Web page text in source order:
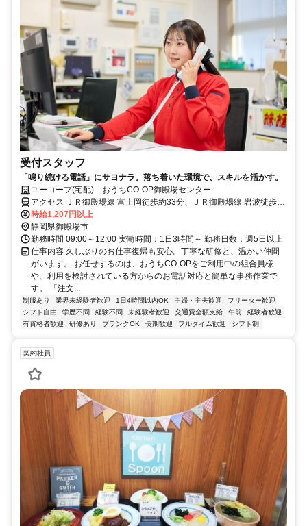
受付スタッフ
「鳴り続ける電話」にサヨナラ。落ち着いた環境で、スキルを活かす。
ユーコープ(宅配) おうちCO-OP御殿場センター
アクセス ＪＲ御殿場線 富士岡徒歩約33分、ＪＲ御殿場線 岩波徒歩約
32分、ＪＲ御殿場線 南御殿場徒歩約65分
時給1,207円以上
静岡県御殿場市
勤務時間 09:00～12:00 実働時間：1日3時間～ 勤務日数：週5日以上
仕事内容 久しぶりのお仕事復帰も安心。丁寧な研修と、温かい仲間
がいます。 お任せするのは、おうちCO-OPをご利用中の組合員様
や、利用を検討されている方からのお電話対応と簡単な事務作業で
す。 「注文...
制服あり 業界未経験者歓迎 1日4時間以内OK 主婦・主夫歓迎
フリーター歓迎
シフト自由
学歴不問 経験不問 未経験者歓迎 交通費全額支給 午前
経験者歓迎
有資格者歓迎
研修あり ブランクOK 長期歓迎 フルタイム歓迎 シフト制
契約社員